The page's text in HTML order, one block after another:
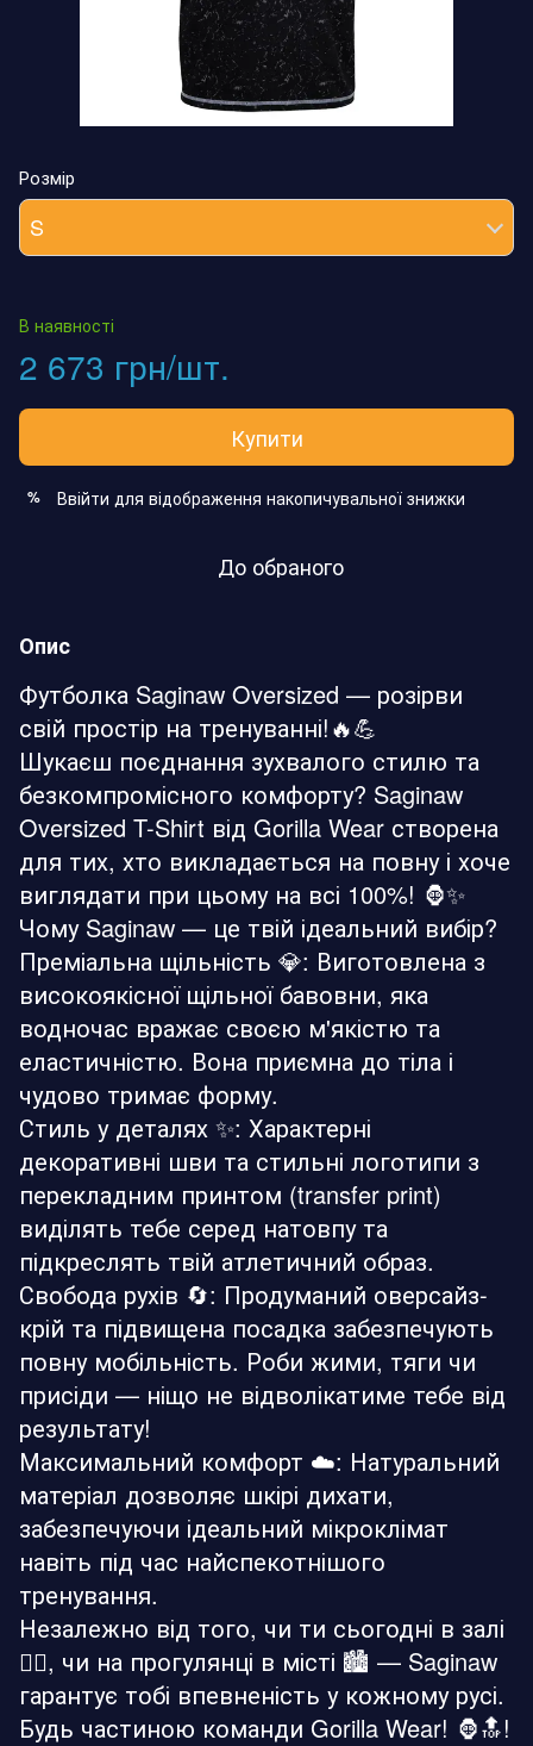
Розмір
S
В наявності
2 673 грн/шт.
Купити
% Ввійти для відображення накопичувальної знижки
До обраного
Опис
Футболка Saginaw Oversized — розірви
свій простір на тренуванні!🔥💪
Шукаєш поєднання зухвалого стилю та
безкомпромісного комфорту? Saginaw
Oversized T-Shirt від Gorilla Wear створена
для тих, хто викладається на повну і хоче
виглядати при цьому на всі 100%! 🦍✨
Чому Saginaw — це твій ідеальний вибір?
Преміальна щільність 💎: Виготовлена з
високоякісної щільної бавовни, яка
водночас вражає своєю м'якістю та
еластичністю. Вона приємна до тіла і
чудово тримає форму.
Стиль у деталях ✨: Характерні
декоративні шви та стильні логотипи з
перекладним принтом (transfer print)
виділять тебе серед натовпу та
підкреслять твій атлетичний образ.
Свобода рухів 🔄: Продуманий оверсайз-
крій та підвищена посадка забезпечують
повну мобільність. Роби жими, тяги чи
присіди — ніщо не відволікатиме тебе від
результату!
Максимальний комфорт ☁️: Натуральний
матеріал дозволяє шкірі дихати,
забезпечуючи ідеальний мікроклімат
навіть під час найспекотнішого
тренування.
Незалежно від того, чи ти сьогодні в залі
🏋️‍♂️, чи на прогулянці в місті 🏙️ — Saginaw
гарантує тобі впевненість у кожному русі.
Будь частиною команди Gorilla Wear! 🦍🔝!